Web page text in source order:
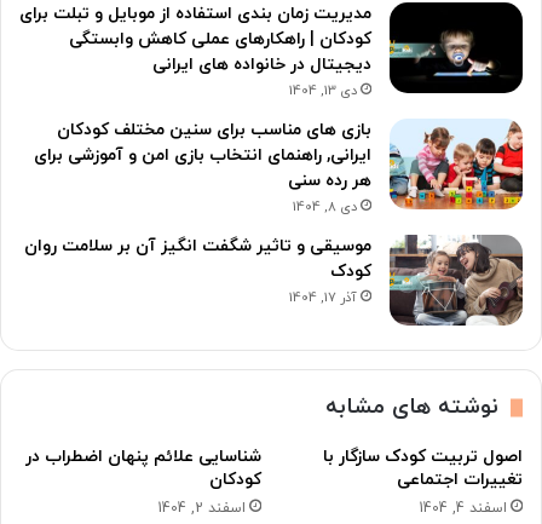
مدیریت زمان بندی استفاده از موبایل و تبلت برای
کودکان | راهکارهای عملی کاهش وابستگی
دیجیتال در خانواده های ایرانی
دی 13, 1404
بازی های مناسب برای سنین مختلف کودکان
ایرانی, راهنمای انتخاب بازی امن و آموزشی برای
هر رده سنی
دی 8, 1404
موسیقی و تاثیر شگفت انگیز آن بر سلامت روان
کودک
آذر 17, 1404
نوشته های مشابه
اصول تربیت کودک سازگار با
تغییرات اجتماعی
اسفند 4, 1404
شناسایی علائم پنهان اضطراب در
کودکان
اسفند 2, 1404